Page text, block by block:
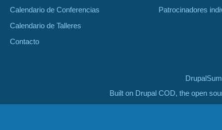
Calendario de Conferencias
Calendario de Talleres
Contacto
Patrocinadores
Built on Drupal COD, the open